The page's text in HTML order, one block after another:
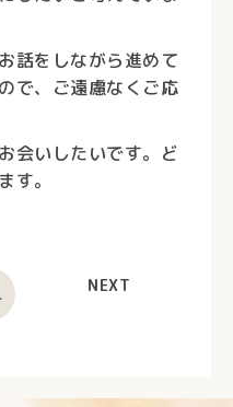
話をしながら進めて
で、ご遠慮なくご応
会いしたいです。ど
す。
NEXT